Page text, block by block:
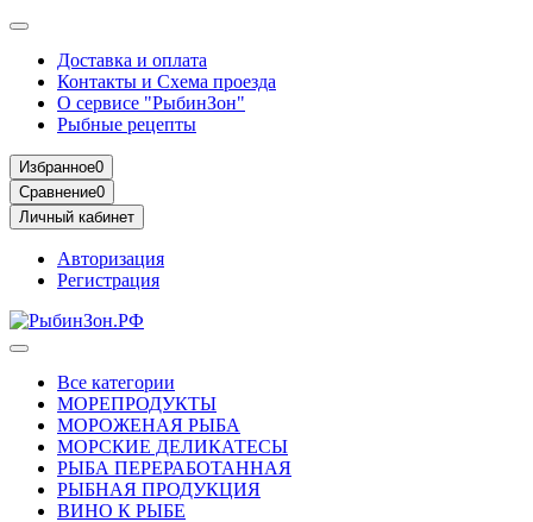
Доставка и оплата
Контакты и Схема проезда
О сервисе "РыбинЗон"
Рыбные рецепты
Избранное0
Сравнение0
Личный кабинет
Авторизация
Регистрация
Все категории
МОРЕПРОДУКТЫ
МОРОЖЕНАЯ РЫБА
МОРСКИЕ ДЕЛИКАТЕСЫ
РЫБА ПЕРЕРАБОТАННАЯ
РЫБНАЯ ПРОДУКЦИЯ
ВИНО К РЫБЕ